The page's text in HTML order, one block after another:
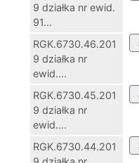
9 działka nr ewid.
91...
RGK.6730.46.201
9 działka nr
ewid....
RGK.6730.45.201
9 działka nr
ewid....
RGK.6730.44.201